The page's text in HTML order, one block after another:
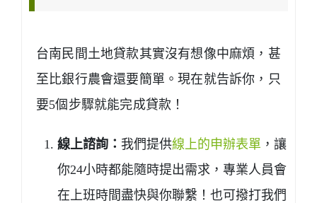
台南民間土地貸款其實沒有想像中麻煩，甚
至比銀行農會還要簡單。現在就告訴你，只
要5個步驟就能完成貸款！
線上諮詢： 我們提供線上的申辦表單 ，讓
你24小時都能隨時提出需求，專業人員會
在上班時間盡快與你聯繫！也可撥打我們